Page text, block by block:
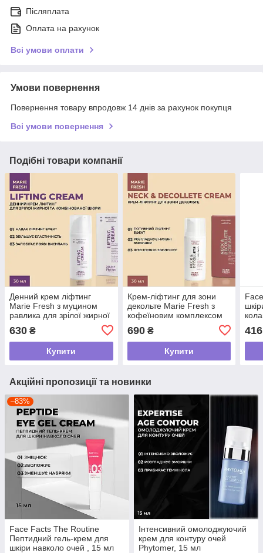
Післяплата
Оплата на рахунок
Всі умови оплати
Умови повернення
Повернення товару впродовж 14 днів за рахунок покупця
Всі умови повернення
Подібні товари компанії
Денний крем ліфтинг
Marie Fresh з муцином
равлика для зрілої жирної
та комбінованої шкіри 30
мл
630 ₴
Купити
Крем-ліфтинг для зони
декольте Marie Fresh з
кофеїновим комплексом
690₴
Купити
416
Акційні пропозиції та новинки
–83%
Face Facts The Routine
Пептидний гель-крем для
шкіри навколо очей , 15 мл
Інтенсивний омолоджуючий
крем для контуру очей
Phytomer, 15 мл